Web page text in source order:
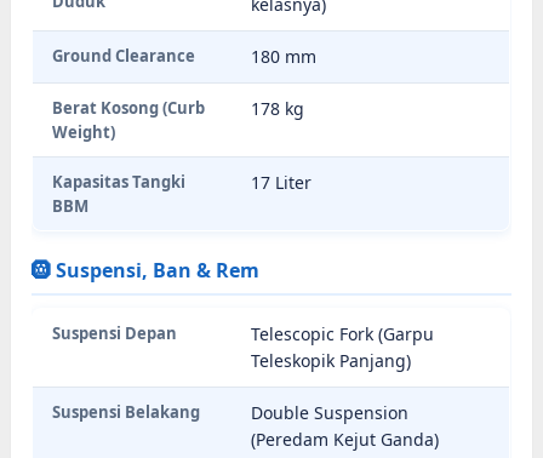
Ground Clearance 180 mm
Berat Kosong (Curb
Weight)
178 kg
Kapasitas Tangki
BBM
17 Liter
🛞 Suspensi, Ban & Rem
Suspensi Depan
Telescopic Fork (Garpu
Teleskopik Panjang)
Suspensi Belakang
Double Suspension
(Peredam Kejut Ganda)